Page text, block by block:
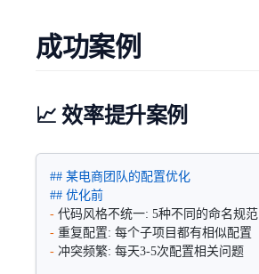
成功案例
📈 效率提升案例
## 某电商团队的配置优化
## 优化前
- 代码风格不统一: 5种不同的命名规范
- 重复配置: 每个子项目都有相似配置
- 冲突频繁: 每天3-5次配置相关问题